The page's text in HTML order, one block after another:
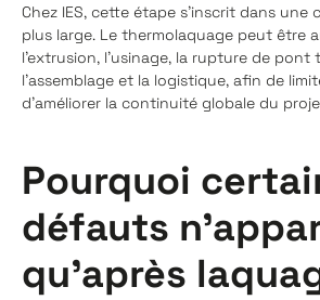
Chez IES, cette étape s’inscrit dans une
plus large. Le thermolaquage peut être
l’extrusion, l’usinage, la rupture de pont
l’assemblage et la logistique, afin de
d’améliorer la continuité globale du
Pourquoi
défauts
qu’après